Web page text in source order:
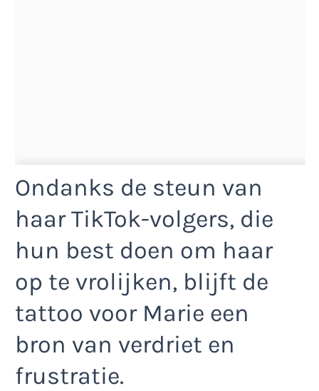
Ondanks de steun van
haar TikTok-volgers, die
hun best doen om haar
op te vrolijken, blijft de
tattoo voor Marie een
bron van verdriet en
frustratie.